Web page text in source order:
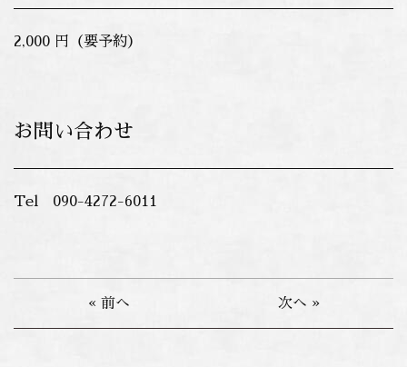
2,000 円（要予約）
お問い合わせ
Tel 090-4272-6011
« 前へ 次へ »